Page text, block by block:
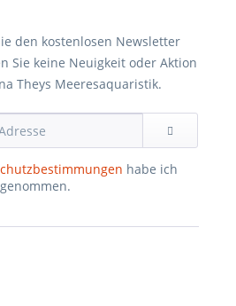
den kostenlosen Newsletter
Sie keine Neuigkeit oder Aktion
Theys Meeresaquaristik.
habe ich